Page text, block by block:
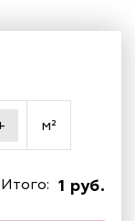
м²
1 руб.
Итого: